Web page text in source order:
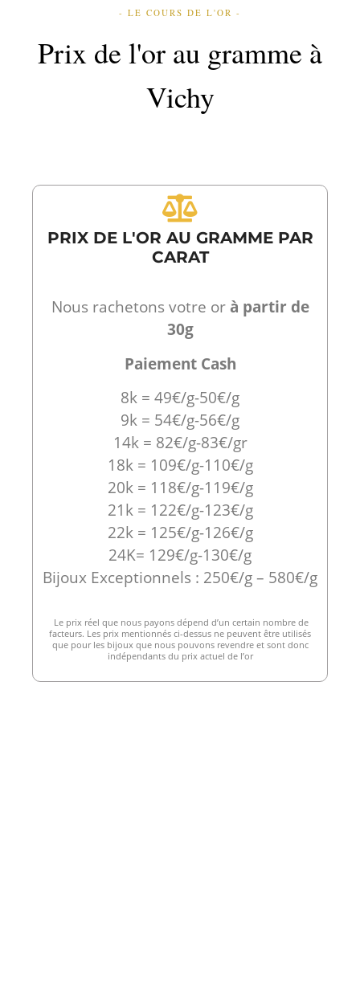
- LE COURS DE L'OR -
Prix de l'or au gramme à
Vichy
PRIX DE L'OR AU GRAMME PAR
CARAT
Nous rachetons votre orà partir de
30g
Paiement Cash
8k = 49€/g-50€/g
9k = 54€/g-56€/g
14k = 82€/g-83€/gr
18k = 109€/g-110€/g
20k = 118€/g-119€/g
21k = 122€/g-123€/g
22k = 125€/g-126€/g
24K= 129€/g-130€/g
Bijoux Exceptionnels : 250€/g – 580€/g
Le prix réel que nous payons dépend d’un certain nombre de
facteurs. Les prix mentionnés ci-dessus ne peuvent être utilisés
que pour les bijoux que nous pouvons revendre et sont donc
indépendants du prix actuel de l’or